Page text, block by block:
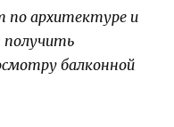
по архитектуре и
получить
балконной